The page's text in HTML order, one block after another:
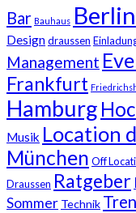
Bar Bauhaus Berlin
Designdraussen
Management
Frankfurt
Hamburg
Musik Location
München Off
Draussen Ratgeber
Sommer Technik